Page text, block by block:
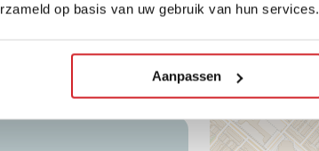
op basis van uw gebruik van hun services.
Aanpassen
Average WOZ value
486.333